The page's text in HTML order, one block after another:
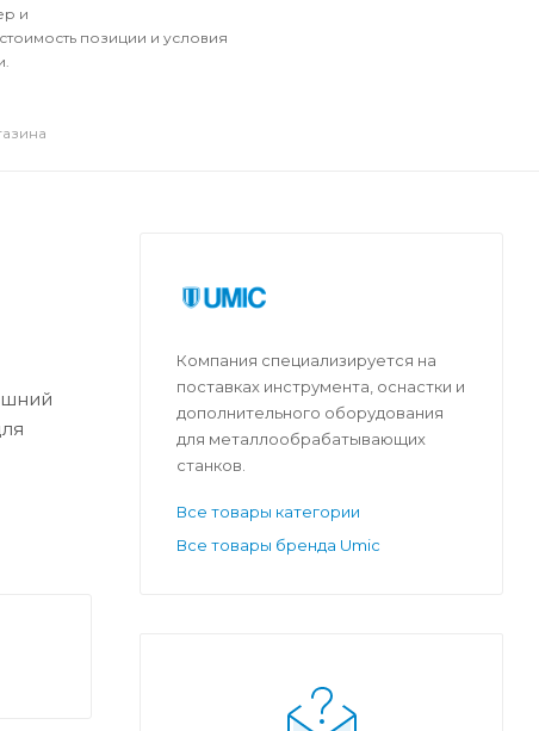
и
позиции и условия
Компания специализируется на
поставках инструмента, оснастки и
дополнительного оборудования
для металлообрабатывающих
станков.
Все товары категории
Все товары бренда Umic